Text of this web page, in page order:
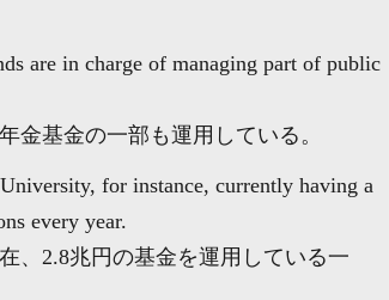
are in charge of managing part of public
金基金の一部も運用している。
for instance, currently having a
every year.
、2.8兆円の基金を運用している一